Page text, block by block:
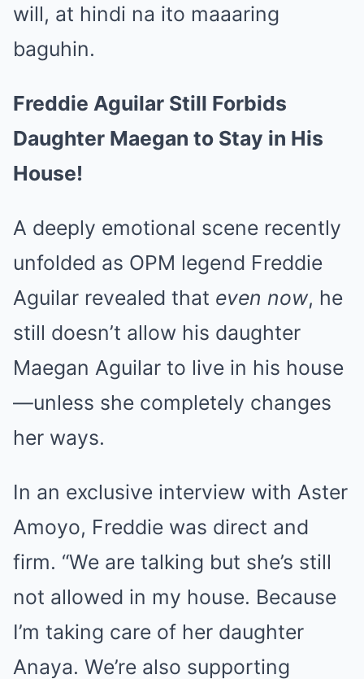
will, at hindi na ito maaaring
baguhin.
Freddie Aguilar Still Forbids
Daughter Maegan to Stay in His
House!
A deeply emotional scene recently
unfolded as OPM legend Freddie
Aguilar revealed that even now, he
still doesn’t allow his daughter
Maegan Aguilar to live in his house
—unless she completely changes
her ways.
In an exclusive interview with Aster
Amoyo, Freddie was direct and
firm. “We are talking but she’s still
not allowed in my house. Because
I’m taking care of her daughter
Anaya. We’re also supporting